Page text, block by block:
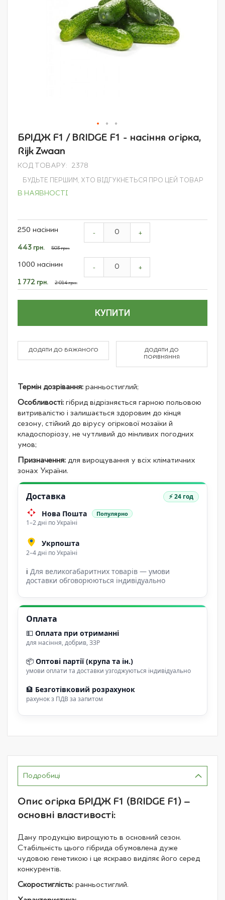
Перейти
початку
галереї
БРІДЖ F1 / BRIDGE F1 - насіння огірка,
Rijk Zwaan
КОД ТОВАРУ 2378
БУДЬТЕ ПЕРШИМ, ХТО ВІДГУКНЕТЬСЯ ПРО ЦЕЙ ТОВАР
В НАЯВНОСТІ
product
250 насінин
Спеціальна
443 грн. 503 грн.
- +
1000 насінин
Спеціальна
ціна
1 772 грн. 2 014 грн.
- +
КУПИТИ
ДОДАТИ ДО БАЖАНОГО
ДОДАТИ ДО
ПОРІВНЯННЯ
Термін дозрівання: ранньостиглий;
Особливості: гібрид відрізняється гарною польовою
витривалістю і залишається здоровим до кінця
сезону, стійкий до вірусу огіркової мозаїки й
кладоспоріозу, не чутливий до мінливих погодних
умов;
Призначення: для вирощування у всіх кліматичних
зонах України.
Доставка ⚡ 24 год
Нова Пошта Популярно
1–2 дні по Україні
Укрпошта
2–4 дні по Україні
ℹ Для великогабаритних товарів — умови
доставки обговорюються індивідуально
Оплата
💵 Оплата при отриманні
для насіння, добрив, ЗЗР
📦 Оптові партії (крупа та ін.)
умови оплати та доставки узгоджуються індивідуально
🏦 Безготівковий розрахунок
рахунок з ПДВ за запитом
Подробиці
Опис огірка БРІДЖ F1 (BRIDGE F1) –
основні властивості:
Дану продукцію вирощують в основний сезон.
Стабільність цього гібрида обумовлена дуже
чудовою генетикою і це яскраво виділяє його серед
конкурентів.
Скоростиглість: ранньостиглий.